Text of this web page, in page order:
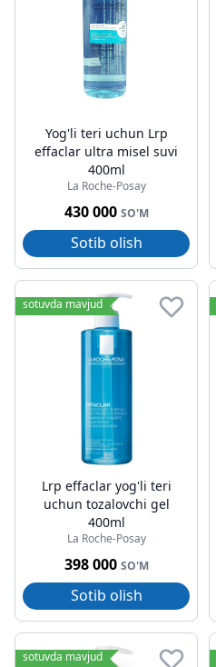
Yog'li teri uchun Lrp
effaclar ultra misel suvi
400ml
La Roche-Posay
430 000 SO'M
Sotib olish
sotuvda mavjud
Lrp effaclar yog'li teri
uchun tozalovchi gel
400ml
La Roche-Posay
398 000 SO'M
Sotib olish
sotuvda mavjud